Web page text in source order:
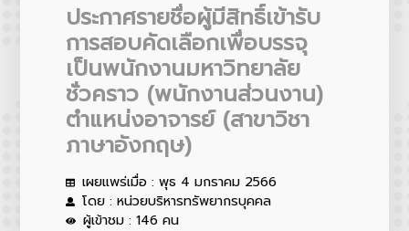
ประกาศรายชื่อผู้มีสิทธิ์เข้ารับ
การสอบคัดเลือกเพื่อบรรจุ
เป็นพนักงานมหาวิทยาลัย
ชั่วคราว (พนักงานส่วนงาน)
ตำแหน่งอาจารย์ (สาขาวิชา
ภาษาอังกฤษ)
เผยแพร่เมื่อ : พุธ 4 มกราคม 2566
โดย : หน่วยบริหารทรัพยากรบุคคล
ผู้เข้าชม : 146 คน